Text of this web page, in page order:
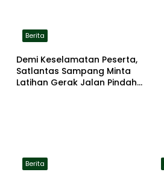
Berita
Demi Keselamatan Peserta,
Satlantas Sampang Minta
Latihan Gerak Jalan Pindah
Berita